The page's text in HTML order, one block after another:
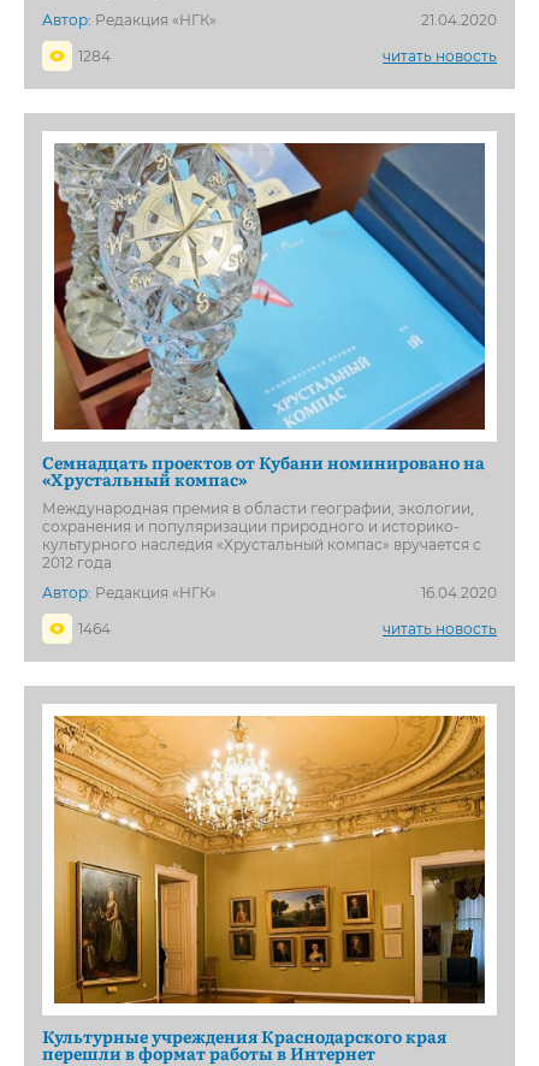
Автор: Редакция «НГК»
21.04.2020
1284
читать новость
Семнадцать проектов от Кубани номинировано на
«Хрустальный компас»
Международная премия в области географии, экологии,
сохранения и популяризации природного и историко-
культурного наследия «Хрустальный компас» вручается с
2012 года
Автор: Редакция «НГК»
16.04.2020
1464
читать новость
Культурные учреждения Краснодарского края
перешли в формат работы в Интернет